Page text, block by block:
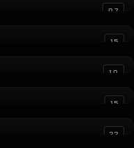
07
15
10
15
Kazalište
22